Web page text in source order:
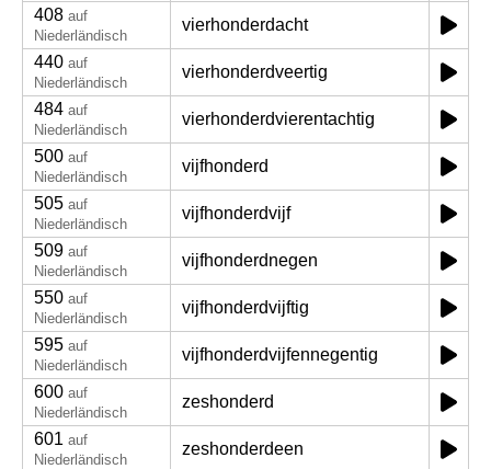
408 auf
Niederländisch
vierhonderdacht
440 auf
Niederländisch
vierhonderdveertig
484 auf
Niederländisch
vierhonderdvierentachtig
500 auf
Niederländisch
vijfhonderd
505 auf
Niederländisch
vijfhonderdvijf
509 auf
Niederländisch
vijfhonderdnegen
550 auf
Niederländisch
vijfhonderdvijftig
595 auf
Niederländisch
vijfhonderdvijfennegentig
600 auf
Niederländisch
zeshonderd
601 auf
Niederländisch
zeshonderdeen